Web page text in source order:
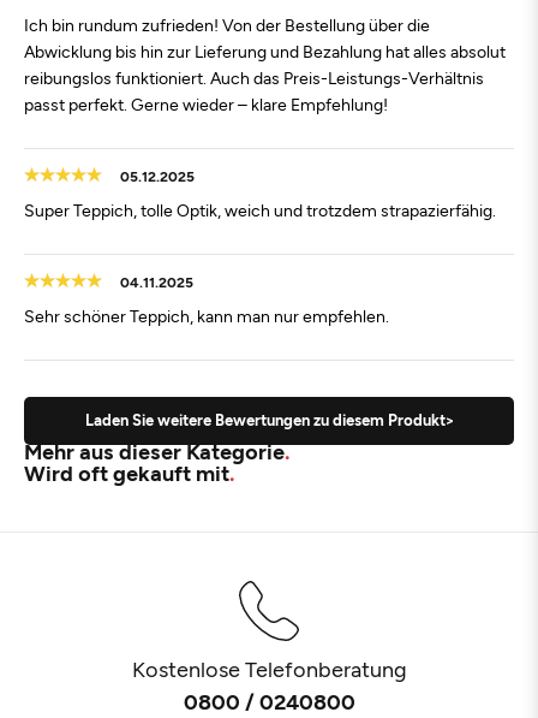
Ich bin rundum zufrieden! Von der Bestellung über die
Abwicklung bis hin zur Lieferung und Bezahlung hat alles absolut
reibungslos funktioniert. Auch das Preis-Leistungs-Verhältnis
passt perfekt. Gerne wieder – klare Empfehlung!
05.12.2025
Super Teppich, tolle Optik, weich und trotzdem strapazierfähig.
04.11.2025
Sehr schöner Teppich, kann man nur empfehlen.
Laden Sie weitere Bewertungen zu diesem Produkt>
Mehr aus dieser Kategorie
Wird oft gekauft mit
Kostenlose Telefonberatung
0800 / 0240800